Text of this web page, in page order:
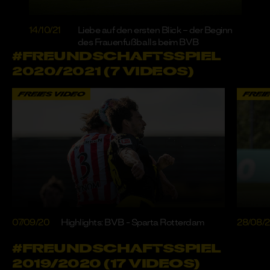
14/10/21
Liebe auf den ersten Blick – der Beginn
des Frauenfußballs beim BVB
#FREUNDSCHAFTSSPIEL
2020/2021 (7 VIDEOS)
FREIES VIDEO
07/09/20 Highlights: BVB - Sparta Rotterdam 28/08/
#FREUNDSCHAFTSSPIEL
2019/2020 (17 VIDEOS)